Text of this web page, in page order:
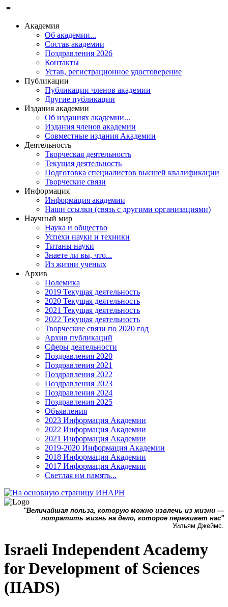
≡
Академия
Об академии...
Состав академии
Поздравления 2026
Контакты
Устав, регистрационное удостоверение
Публикации
Публикации членов академии
Другие публикации
Издания академии
Об изданиях академии...
Издания членов академии
Совместные издания Академии
Деятельность
Творческая деятельность
Текущая деятельность
Подготовка специалистов высшей квалификации
Творческие связи
Информация
Информация академии
Наши ссылки (связь с другими организациями)
Научный мир
Наука и общество
Успехи науки и техники
Титаны науки
Знаете ли вы, что...
Из жизни ученых
Архив
Полемика
2019 Текущая деятельность
2020 Текущая деятельность
2021 Текущая деятельность
2022 Текущая деятельность
Творческие связи по 2020 год
Архив публикаций
Сферы деательности
Поздравления 2020
Поздравления 2021
Поздравления 2022
Поздравления 2023
Поздравления 2024
Поздравления 2025
Объявления
2023 Информация Академии
2022 Информация Академии
2021 Информация Академии
2019-2020 Информация Академии
2018 Информация Академии
2017 Информация Академии
Светлая им память...
"Величайшая польза, которую можно извлечь из жизни —
потратить жизнь на дело, которое переживет нас"
Уильям Джеймс.
Israeli Independent Academy
for Development of Sciences
(IIADS)